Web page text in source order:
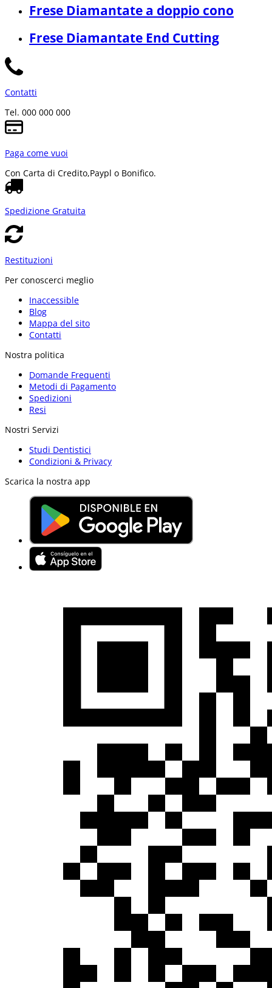
Frese Diamantate a doppio cono
Frese Diamantate End Cutting
Contatti
Tel. 000 000 000
Paga come vuoi
Con Carta di Credito,Paypl o Bonifico.
Spedizione Gratuita
Restituzioni
Per conoscerci meglio
Inaccessible
Blog
Mappa del sito
Contatti
Nostra politica
Domande Frequenti
Metodi di Pagamento
Spedizioni
Resi
Nostri Servizi
Studi Dentistici
Condizioni & Privacy
Scarica la nostra app